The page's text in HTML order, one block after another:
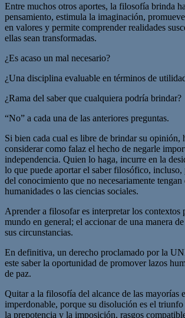
Entre muchos otros aportes, la filosofía brinda
pensamiento, estimula la imaginación,
en valores y permite comprender realidades
ellas sean transformadas.
¿Es acaso un mal necesario?
¿Una disciplina evaluable en términos de
¿Rama del saber que cualquiera podría brindar?
“No” a cada una de las anteriores preguntas.
Si bien cada cual es libre de brindar su opinión,
considerar como falaz el hecho de negarle
independencia. Quien lo haga, incurre en la
lo que puede aportar el saber filosófico, incluso,
del conocimiento que no necesariamente
humanidades o las ciencias sociales.
Aprender a filosofar es interpretar los contextos
mundo en general; el accionar de una manera
sus circunstancias.
En definitiva, un derecho proclamado por la
este saber la oportunidad de promover lazos
de paz.
Quitar a la filosofía del alcance de las mayorías
imperdonable, porque su disolución es el
la prepotencia y la imposición, rasgos